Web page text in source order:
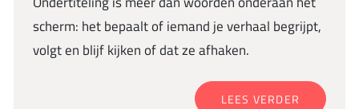
scherm: het bepaalt of iemand je verhaal begrijpt,
volgt en blijf kijken of dat ze afhaken.
LEES VERDER